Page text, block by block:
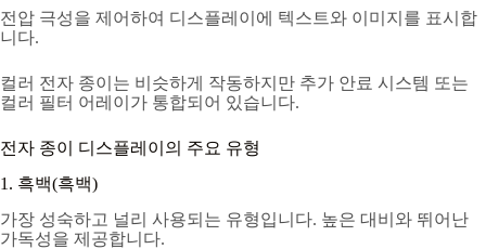
전압 극성을 제어하여 디스플레이에 텍스트와 이미지를 표시합
니다.
컬러 전자 종이는 비슷하게 작동하지만 추가 안료 시스템 또는
컬러 필터 어레이가 통합되어 있습니다.
전자 종이 디스플레이의 주요 유형
1. 흑백(흑백)
가장 성숙하고 널리 사용되는 유형입니다. 높은 대비와 뛰어난
가독성을 제공합니다.